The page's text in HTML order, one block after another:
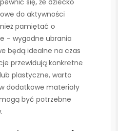
się, że dziecko
do aktywności
pamiętać o
– wygodne ubrania
będą idealne na czas
przewidują konkretne
plastyczne, warto
dodatkowe materiały
być potrzebne